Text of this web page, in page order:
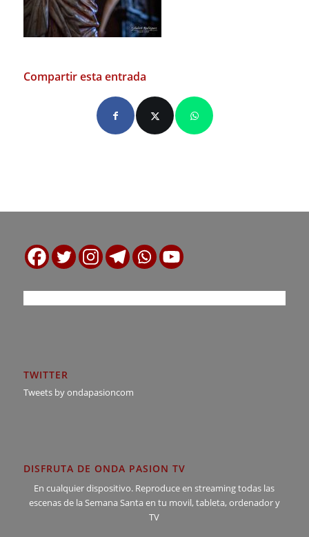
Compartir esta entrada
TWITTER
Tweets by ondapasioncom
DISFRUTA DE ONDA PASION TV
En cualquier dispositivo. Reproduce en streaming todas las
escenas de la Semana Santa en tu movil, tableta, ordenador y
TV